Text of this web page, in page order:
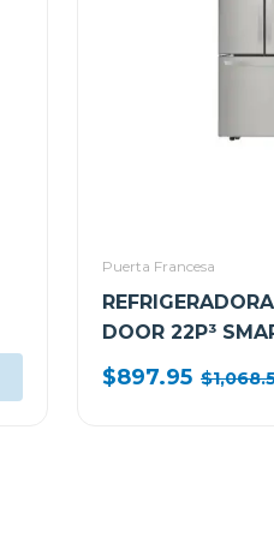
Puerta Francesa
DOOR 22P³
MULTI AIR
$897.95